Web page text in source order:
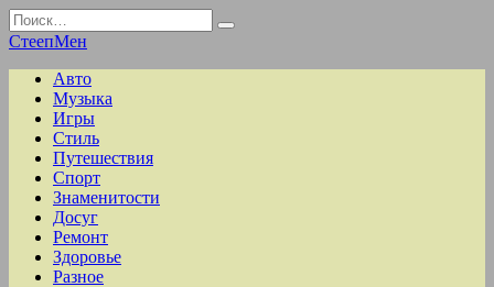
Перейти
к
Search
for:
СтеепМен
Авто
Музыка
Игры
Стиль
Путешествия
Спорт
Знаменитости
Досуг
Ремонт
Здоровье
Разное